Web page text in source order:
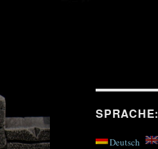
SPRACHE:
Deutsch